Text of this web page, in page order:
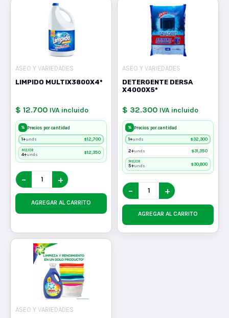
ASEO Y VARIEDADES
LIMPIDO MULTIX3800X4*
$ 12.700 IVA incluido
% Precios por cantidad
1+unds $12,700
MEJOR
4+unds $12,350
− +
AGREGAR AL CARRITO
ASEO Y VARIEDADES
DETERGENTE DERSA
X4000X5*
$ 32.300 IVA incluido
% Precios por cantidad
1+unds $32,300
2+unds $31,350
MEJOR
5+unds $30,800
− +
AGREGAR AL CARRITO
ASEO Y VARIEDADES